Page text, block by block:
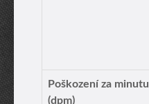
Poškození za minutu
(dpm)